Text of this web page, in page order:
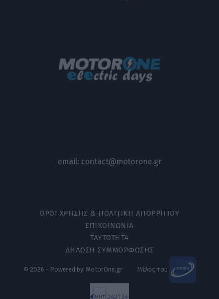
email: contact@motorone.gr
ΟΡΟΙ ΧΡΗΣΗΣ & ΠΟΛΙΤΙΚΗ ΑΠΟΡΡΗΤΟΥ
ΕΠΙΚΟΙΝΩΝΙΑ
ΤΑΥΤΟΤΗΤΑ
ΔΗΛΩΣΗ ΣΥΜΜΟΡΦΩΣΗΣ
© 2026 - Powered by: MotorOne.gr Μέλος του